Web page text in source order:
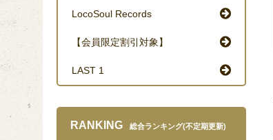
LocoSoul Records
【会員限定割引対象】
LAST 1
RANKING 総合ランキング(不定期更新)